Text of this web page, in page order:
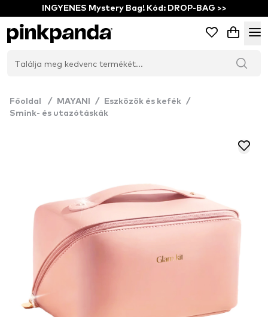
INGYENES Mystery Bag! Kód: DROP-BAG >>
Főoldal / MAYANI / Eszközök és kefék /
Smink- és utazótáskák